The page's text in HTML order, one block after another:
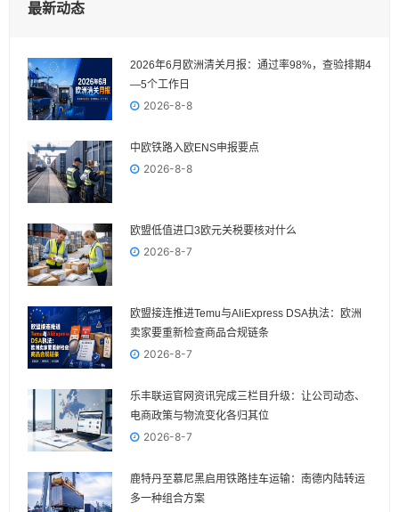
最新动态
2026年6月欧洲清关月报：通过率98%，查验排期4
—5个工作日
2026-8-8
中欧铁路入欧ENS申报要点
2026-8-8
欧盟低值进口3欧元关税要核对什么
2026-8-7
欧盟接连推进Temu与AliExpress DSA执法：欧洲
卖家要重新检查商品合规链条
2026-8-7
乐丰联运官网资讯完成三栏目升级：让公司动态、
电商政策与物流变化各归其位
2026-8-7
鹿特丹至慕尼黑启用铁路挂车运输：南德内陆转运
多一种组合方案